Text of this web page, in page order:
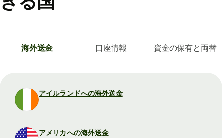
海外送金 口座情報 資金の保有と両替
アイルランドへの海外送金
アメリカへの海外送金